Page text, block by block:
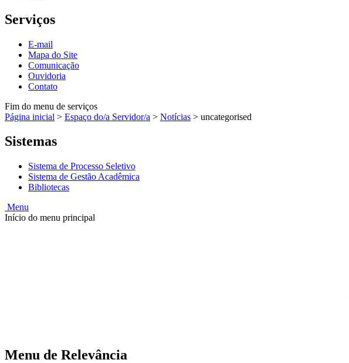
Serviços
E-mail
Mapa do Site
Comunicação
Ouvidoria
Contato
Fim do menu de serviços
Página inicial > Espaço do/a Servidor/a > Notícias > uncategorised
Sistemas
Sistema de Processo Seletivo
Sistema de Gestão Acadêmica
Bibliotecas
Menu
Início do menu principal
Menu de Relevância